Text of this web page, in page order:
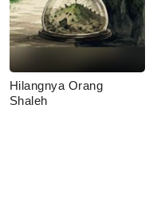
Hilangnya Orang
Shaleh